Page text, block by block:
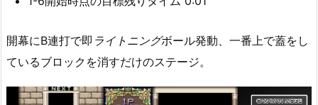
開幕にB連打で即 ライトニングボール発動、一番上で蓋をし
ているブロックを消すだけのステージ。